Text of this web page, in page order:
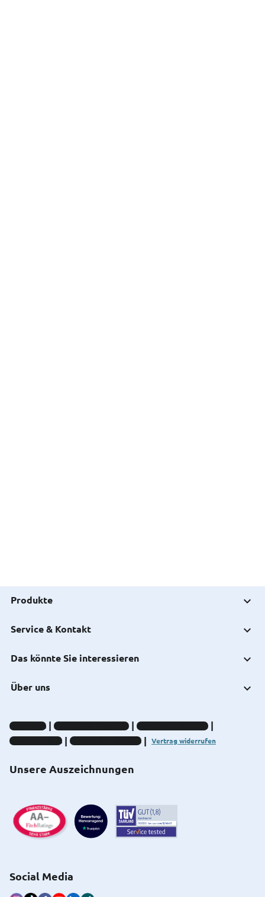
Produkte
Service & Kontakt
Das könnte Sie interessieren
Über uns
Unsere Auszeichnungen
Impressum Datenschutz-Hinweise
Compliance-Hinweise
Barrierefreiheit
Cookie-Einstellungen Vertrag widerrufen
Social Media